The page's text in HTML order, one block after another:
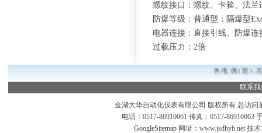
螺纹接口：螺纹、卡箍、法
防爆等级：普通型；隔爆型
电器连接：直接引线、防爆
过载压力：2倍
热电偶(阻),
联系
金湖大华自动化仪表有限公司 版权所有 总访问
电话：0517-86910061 传真：0517-86910063
GoogleSitemap网址：www.jsdhyb.net 技